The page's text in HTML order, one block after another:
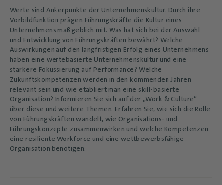
Werte sind Ankerpunkte der Unternehmenskultur. Durch ihre
Vorbildfunktion prägen Führungskräfte die Kultur eines
Unternehmens maßgeblich mit. Was hat sich bei der Auswahl
und Entwicklung von Führungskräften bewährt? Welche
Auswirkungen auf den langfristigen Erfolg eines Unternehmens
haben eine wertebasierte Unternehmenskultur und eine
stärkere Fokussierung auf Performance? Welche
Zukunftskompetenzen werden in den kommenden Jahren
relevant sein und wie etabliert man eine skill-basierte
Organisation? Informieren Sie sich auf der „Work & Culture“
über diese und weitere Themen. Erfahren Sie, wie sich die Rolle
von Führungskräften wandelt, wie Organisations- und
Führungskonzepte zusammenwirken und welche Kompetenzen
eine resiliente Workforce und eine wettbewerbsfähige
Organisation benötigen.